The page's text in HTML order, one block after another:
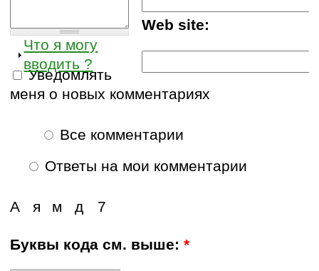
Web site:
Что я могу
вводить ?
Уведомлять
меня о новых комментариях
Все комментарии
Ответы на мои комментарии
я м
А д 7
Буквы кода см. выше:*